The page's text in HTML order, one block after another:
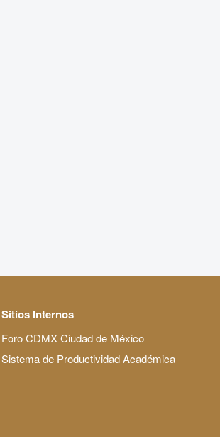
Sitios Internos
Foro CDMX Ciudad de México
Sistema de Productividad Académica